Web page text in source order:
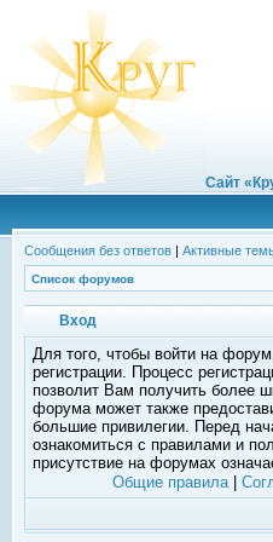
Сайт
Сообщения без ответов | Активные
Список форумов
Вход
Для того, чтобы войти на
регистрации. Процесс
позволит Вам получить более
форума может также
большие привилегии. Перед
ознакомиться с правилами и
присутствие на форумах
Общие правила|